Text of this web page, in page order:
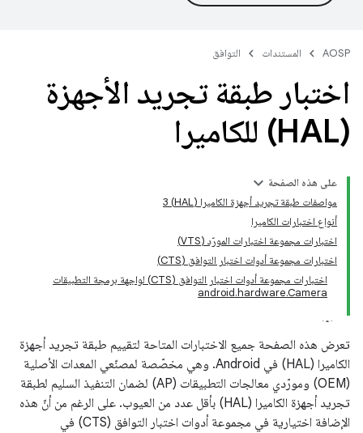
AOSP المستندات التوافق
اختبار طبقة تجريد الأجهزة
(HAL) للكاميرا
على هذه الصفحة
مواصفات طبقة تجريد أجهزة الكاميرا (HAL) 3
أنواع اختبارات الكاميرا
اختبارات مجموعة اختبارات المورّد (VTS)
اختبارات مجموعة أدوات اختبار التوافق (CTS)
اختبارات مجموعة أدوات اختبار التوافق (CTS) لواجهة برمجة التطبيقات
android.hardware.Camera
تعرض هذه الصفحة جميع الاختبارات المتاحة لتقييم طبقة تجريد أجهزة
الكاميرا (HAL) في Android. وهي مخصّصة لمصنّعي المعدات الأصلية
(OEM) ومورّدي معالجات التطبيقات (AP) لضمان التنفيذ السليم لطبقة
تجريد أجهزة الكاميرا (HAL) بأقل عدد من العيوب. على الرغم من أنّ هذه
الإضافة اختيارية في مجموعة أدوات اختبار التوافق (CTS) في